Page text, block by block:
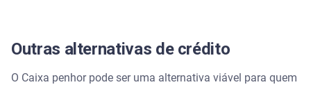
Outras alternativas de crédito
O Caixa penhor pode ser uma alternativa viável para quem